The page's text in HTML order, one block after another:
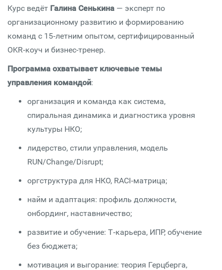
Курс ведёт Галина Сенькина — эксперт по
организационному развитию и формированию
команд с 15‑летним опытом, сертифицированный
OKR‑коуч и бизнес-тренер.
Программа охватывает ключевые темы
управления командой:
организация и команда как система,
спиральная динамика и диагностика уровня
культуры НКО;
лидерство, стили управления, модель
RUN/Change/Disrupt;
оргструктура для НКО, RACI‑матрица;
найм и адаптация: профиль должности,
онбординг, наставничество;
развитие и обучение: Т‑карьера, ИПР, обучение
без бюджета;
мотивация и выгорание: теория Герцберга,